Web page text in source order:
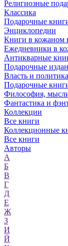
Религиозные
Классика
Подарочные
Энциклопедии
Книги в кожаном
Ежедневники в
Антикварные
Подарочные
Власть и политика
Подарочные
Философия,
Фантастика и
Коллекции
Все книги
Коллекционные
Все книги
Авторы
А
Б
В
Г
Д
Е
Ж
З
И
Й